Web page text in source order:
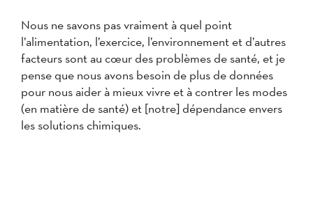
Nous ne savons pas vraiment à quel point
l’alimentation, l’exercice, l’environnement et d’autres
facteurs sont au cœur des problèmes de santé, et je
pense que nous avons besoin de plus de données
pour nous aider à mieux vivre et à contrer les modes
(en matière de santé) et [notre] dépendance envers
les solutions chimiques.